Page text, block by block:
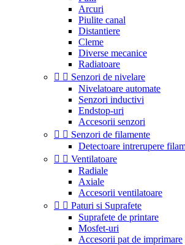
Arcuri
Piulite canal
Distantiere
Cleme
Diverse mecanice
Radiatoare
  Senzori de nivelare
Nivelatoare automate
Senzori inductivi
Endstop-uri
Accesorii senzori
  Senzori de filamente
Detectoare intrerupere
  Ventilatoare
Radiale
Axiale
Accesorii ventilatoare
  Paturi si Suprafete
Suprafete de printare
Mosfet-uri
Accesorii pat de imprimare